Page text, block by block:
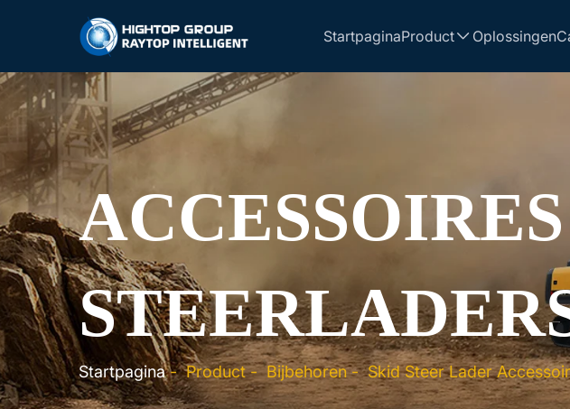
StartpaginaProduct Oplossingen
Startpagina-Product-Bijbehoren-Skid Steer Lader